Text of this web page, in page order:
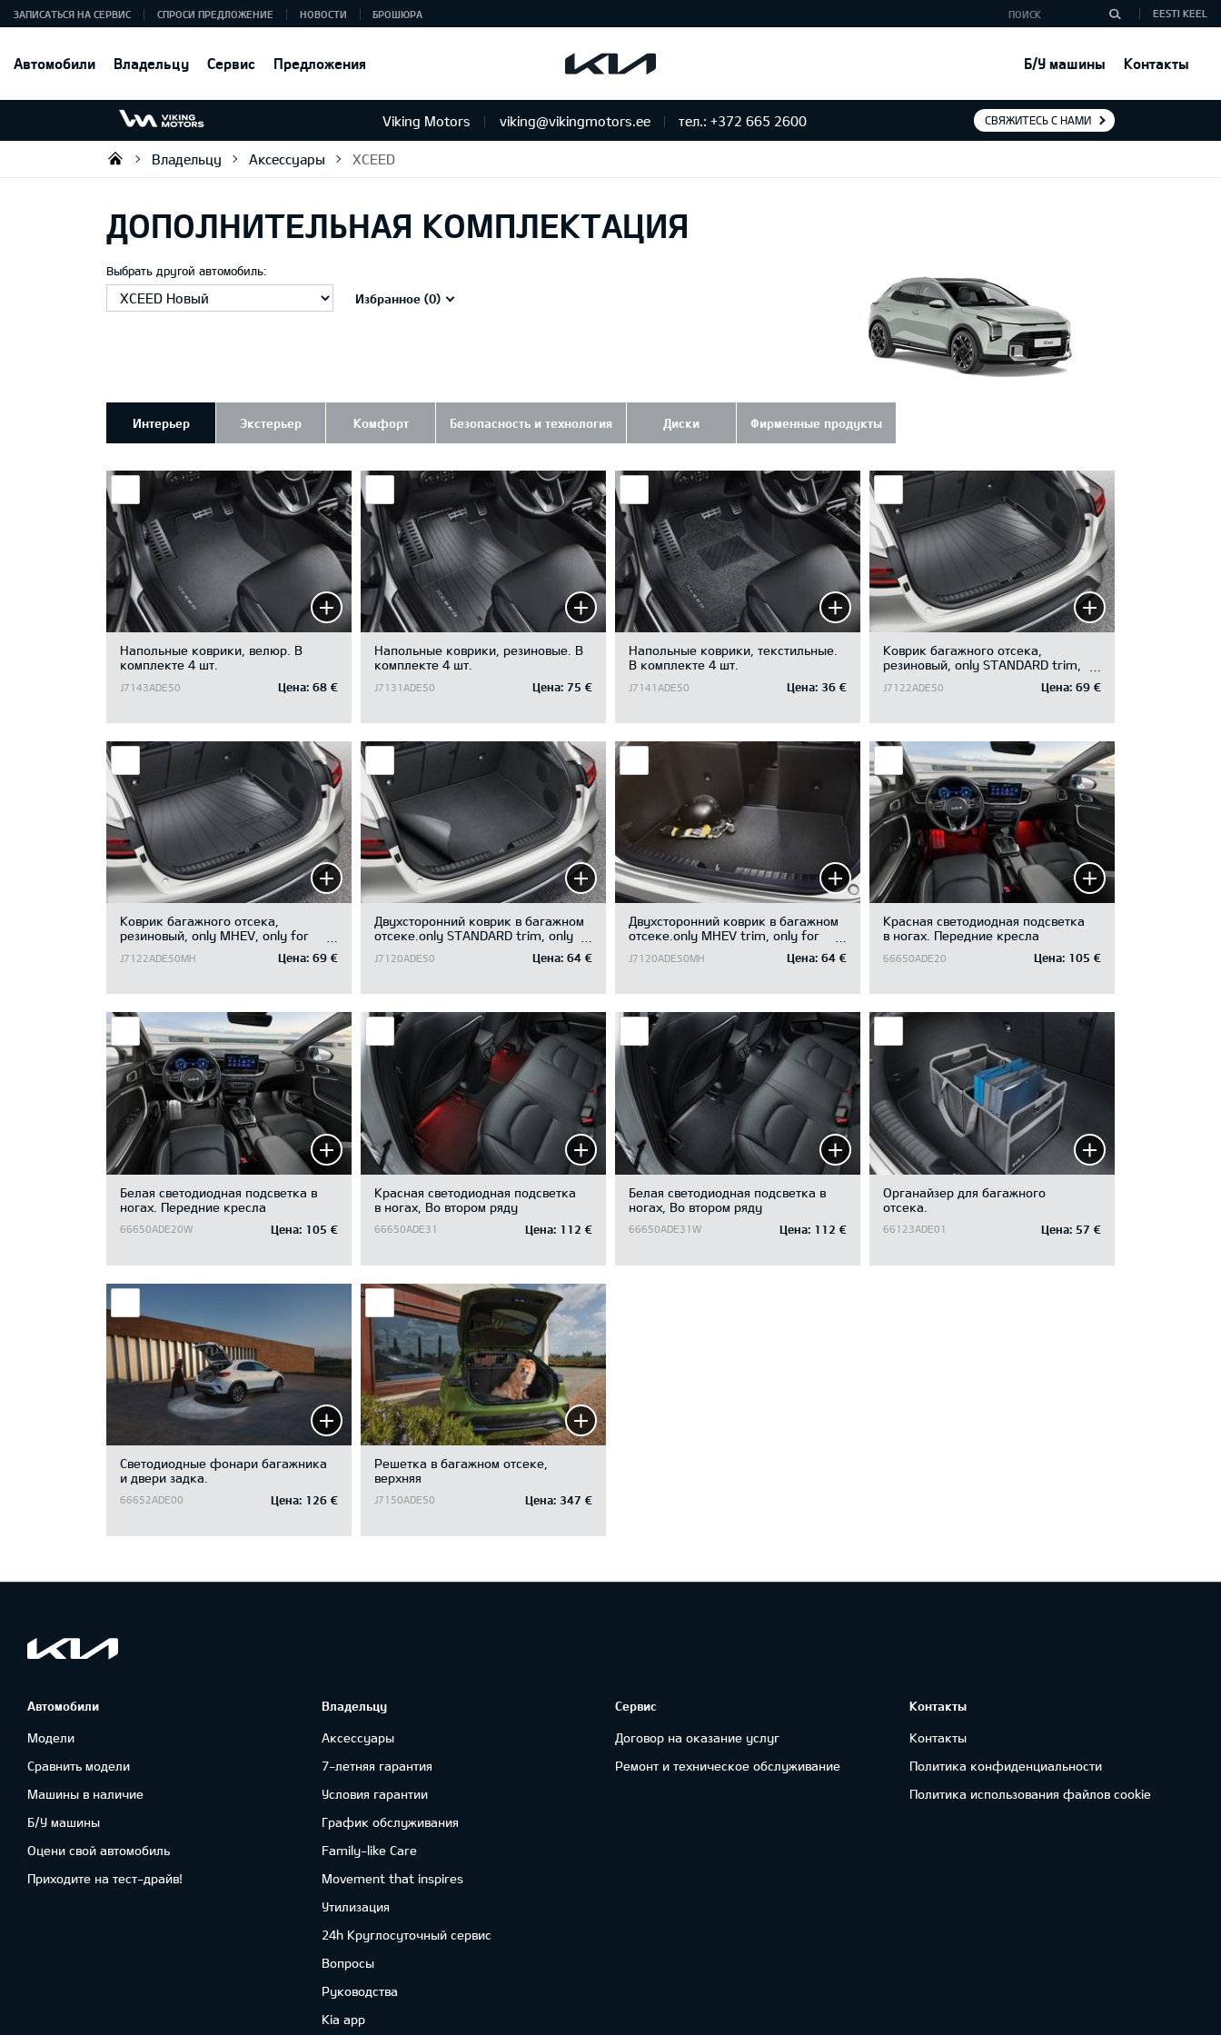
Автомобили Владельцу Сервис Предложения Б/У машины Контакты
ЗАПИСАТЬСЯ НА СЕРВИС СПРОСИ ПРЕДЛОЖЕНИЕ НОВОСТИ БРОШЮРА EESTI KEEL
Viking Motors viking@vikingmotors.ee тел.: +372 665 2600 СВЯЖИТЕСЬ С НАМИ
Viking Motors - Kia продажа, обслуживание и ремонт
Владельцу Аксессуары XCEED
ДОПОЛНИТЕЛЬНАЯ КОМПЛЕКТАЦИЯ
Выбрать другой автомобиль:
Избранное (0)
Интерьер Экстерьер Комфорт Безопасность и технология Диски Фирменные продукты
Напольные коврики, велюр. B
комплекте 4 шт.
J7143ADE50 Цена: 68 €
Напольные коврики, резиновые. В
комплекте 4 шт.
J7131ADE50 Цена: 75 €
Напольные коврики, текстильныe.
B комплекте 4 шт.
J7141ADE50 Цена: 36 €
Коврик багажного отсека,
резиновый, only STANDARD trim,
position
J7122ADE50 Цена: 69 €
Коврик багажного отсека,
резиновый, only MHEV, only for
J7122ADE50MH Цена: 69 €
Двухсторонний коврик в багажном
отсеке.only STANDARD trim, only
J7120ADE50 Цена: 64 €
Двухсторонний коврик в багажном
отсеке.only MHEV trim, only for
J7120ADE50MH Цена: 64 €
Красная светодиодная подсветка
в ногах. Передние кресла
66650ADE20 Цена: 105 €
Белая светодиодная подсветка в
ногах. Передние кресла
66650ADE20W Цена: 105 €
Красная светодиодная подсветка
в ногах, Во втором ряду
66650ADE31 Цена: 112 €
Белая светодиодная подсветка в
ногах, Во втором ряду
66650ADE31W Цена: 112 €
Oрганайзер для багажного
отсека.
66123ADE01 Цена: 57 €
Светодиодные фонари багажника
и двери задка.
66652ADE00 Цена: 126 €
Решетка в багажном отсеке,
верхняя
J7150ADE50 Цена: 347 €
Автомобили
Модели
Сравнить модели
Машины в наличие
Б/У машины
Оцени свой автомобиль
Приходите на тест-драйв!
Владельцу
Аксессуары
7-летняя гарантия
Условия гарантии
График обслуживания
Family-like Care
Movement that inspires
Утилизация
24h Круглосуточный сервис
Вопросы
Руководства
Kia app
Сервис
Договор на оказание услуг
Ремонт и техническое обслуживание
Контакты
Контакты
Политика конфиденциальности
Политика использования файлов cookie